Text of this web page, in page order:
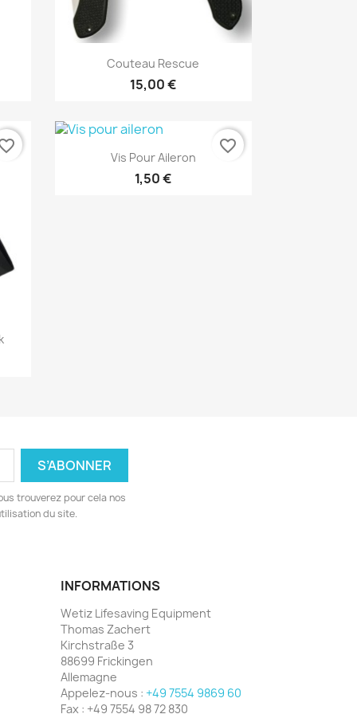
Aperçu rapide
Couteau Rescue
15,00 €
Aperçu rapide
Vis Pour Aileron
1,50 €
favorite_border
trouverez pour cela nos
du site.
INFORMATIONS
Wetiz Lifesaving Equipment
Thomas Zachert
Kirchstraße 3
88699 Frickingen
Allemagne
Appelez-nous : +49 7554 9869 60
Fax : +49 7554 98 72 830